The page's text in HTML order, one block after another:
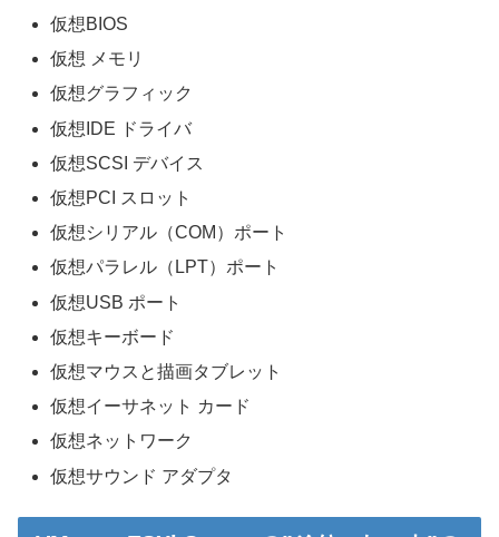
仮想BIOS
仮想 メモリ
仮想グラフィック
仮想IDE ドライバ
仮想SCSI デバイス
仮想PCI スロット
仮想シリアル（COM）ポート
仮想パラレル（LPT）ポート
仮想USB ポート
仮想キーボード
仮想マウスと描画タブレット
仮想イーサネット カード
仮想ネットワーク
仮想サウンド アダプタ